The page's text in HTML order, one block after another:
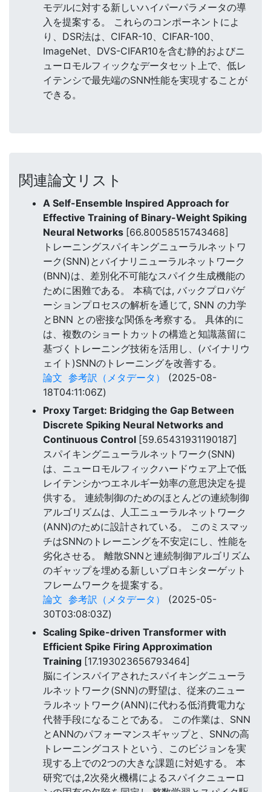
モデルに対する新しいハイパーパラメータの導
入を提案する。 これらのコンポーネントによ
り、DSR法は、CIFAR-10、CIFAR-100、
ImageNet、DVS-CIFAR10を含む静的およびニ
ューロモルフィックなデータセット上で、低レ
イテンシで最先端のSNN性能を実現することが
できる。
関連論文リスト
A Self-Ensemble Inspired Approach for
Effective Training of Binary-Weight Spiking
Neural Networks [66.80058515743468]
トレーニングスパイキングニューラルネットワ
ーク(SNN)とバイナリニューラルネットワーク
(BNN)は、差別化不可能なスパイク生成機能の
ために困難である。 本稿では, バックプロパゲ
ーションプロセスの解析を通じて, SNN の力学
とBNN との密接な関係を考察する。 具体的に
は、複数のショートカットの構造と知識蒸留に
基づくトレーニング技術を活用し、(バイナリウ
ェイト)SNNのトレーニングを改善する。
論文 参考訳（メタデータ）
(2025-08-
18T04:11:06Z)
Proxy Target: Bridging the Gap Between
Discrete Spiking Neural Networks and
Continuous Control [59.65431931190187]
スパイキングニューラルネットワーク(SNN)
は、ニューロモルフィックハードウェア上で低
レイテンシかつエネルギー効率の意思決定を提
供する。 連続制御のためのほとんどの連続制御
アルゴリズムは、人工ニューラルネットワーク
(ANN)のために設計されている。 このミスマッ
チはSNNのトレーニングを不安定にし、性能を
劣化させる。 離散SNNと連続制御アルゴリズム
のギャップを埋める新しいプロキシターゲット
フレームワークを提案する。
論文 参考訳（メタデータ）
(2025-05-
30T03:08:03Z)
Scaling Spike-driven Transformer with
Efficient Spike Firing Approximation
Training [17.193023656793464]
脳にインスパイアされたスパイキングニューラ
ルネットワーク(SNN)の野望は、従来のニュー
ラルネットワーク(ANN)に代わる低消費電力な
代替手段になることである。 この作業は、SNN
とANNのパフォーマンスギャップと、SNNの高
トレーニングコストという、このビジョンを実
現する上での2つの大きな課題に対処する。 本
研究では,2次発火機構によるスパイクニューロ